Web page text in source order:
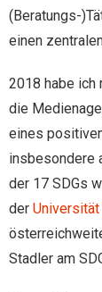
(Beratungs-
einen
2018 habe ich
die
eines
insbesondere
der 17 SDGs
der
Stadler am